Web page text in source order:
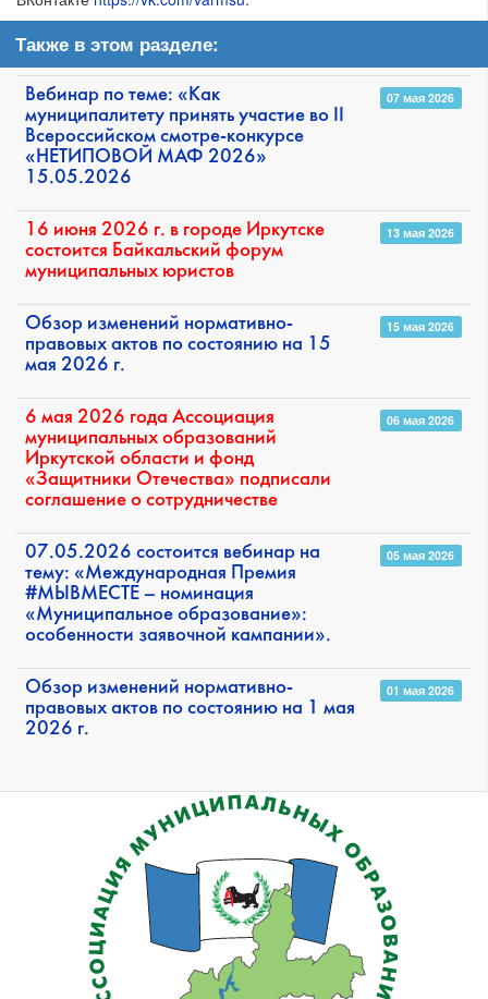
Также в этом разделе:
Вебинар по теме: «Как
муниципалитету принять участие во II
Всероссийском смотре-конкурсе
«НЕТИПОВОЙ МАФ 2026»
15.05.2026
07 мая 2026
16 июня 2026 г. в городе Иркутске
состоится Байкальский форум
муниципальных юристов
13 мая 2026
Обзор изменений нормативно-
правовых актов по состоянию на 15
мая 2026 г.
15 мая 2026
6 мая 2026 года Ассоциация
муниципальных образований
Иркутской области и фонд
«Защитники Отечества» подписали
соглашение о сотрудничестве
06 мая 2026
07.05.2026 состоится вебинар на
тему: «Международная Премия
#МЫВМЕСТЕ – номинация
«Муниципальное образование»:
особенности заявочной кампании».
05 мая 2026
Обзор изменений нормативно-
правовых актов по состоянию на 1 мая
2026 г.
01 мая 2026